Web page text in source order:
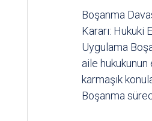
Boşanma
Kararı: Hukuki
Uygulama
aile
karmaşık
Boşanma